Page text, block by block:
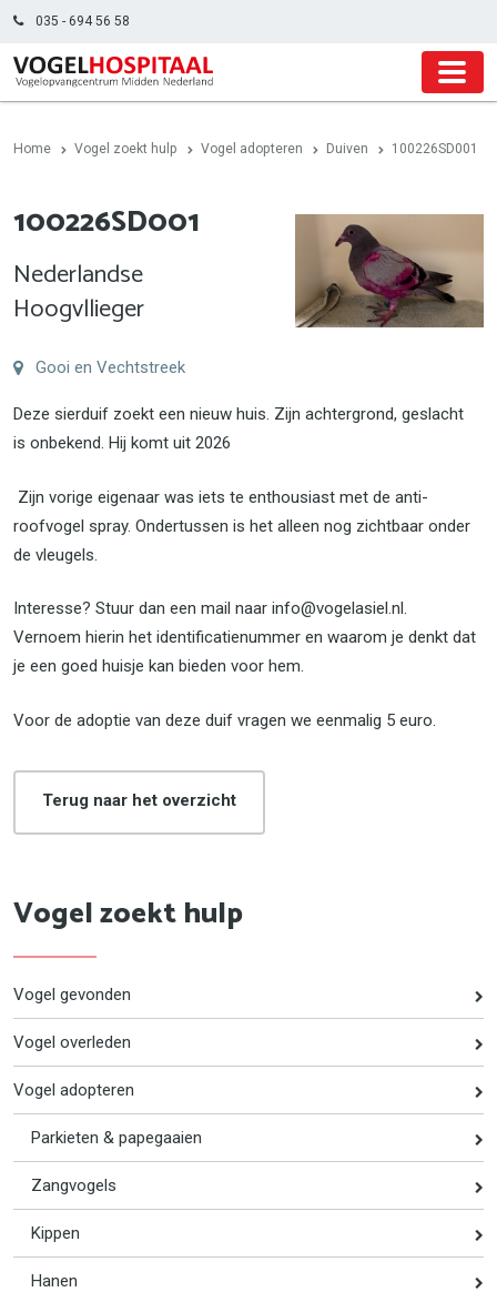
035 - 694 56 58
Home Vogel zoekt hulp Vogel adopteren Duiven 100226SD001
100226SD001
Nederlandse
Hoogvllieger
Gooi en Vechtstreek
Deze sierduif zoekt een nieuw huis. Zijn achtergrond, geslacht
is onbekend. Hij komt uit 2026
Zijn vorige eigenaar was iets te enthousiast met de anti-
roofvogel spray. Ondertussen is het alleen nog zichtbaar onder
de vleugels.
Interesse? Stuur dan een mail naar info@vogelasiel.nl.
Vernoem hierin het identificatienummer en waarom je denkt dat
je een goed huisje kan bieden voor hem.
Voor de adoptie van deze duif vragen we eenmalig 5 euro.
Terug naar het overzicht
Vogel zoekt hulp
Vogel gevonden
Vogel overleden
Vogel adopteren
Parkieten & papegaaien
Zangvogels
Kippen
Hanen